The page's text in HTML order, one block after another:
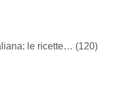
le ricette… (120)